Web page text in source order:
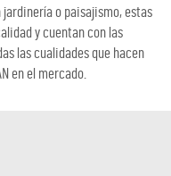
o paisajismo, estas
y cuentan con las
las cualidades que hacen
en el mercado.